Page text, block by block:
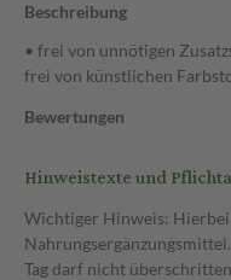
Beschreibung
• frei von unnötigen
frei von künstlichen
Bewertungen
Hinweistexte und
Wichtiger Hinweis: Hierbei
Tag darf nicht